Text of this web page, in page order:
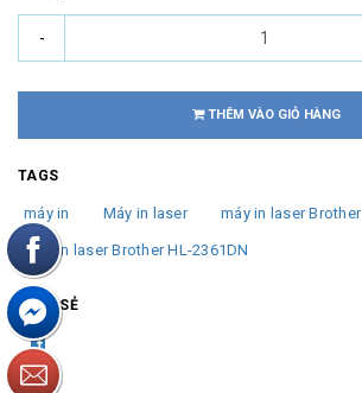
-
THÊM VÀO GIỎ HÀNG
TAGS
máy in Máy in laser máy in laser Brother
máy in laser Brother HL-2361DN
CHIA SẺ